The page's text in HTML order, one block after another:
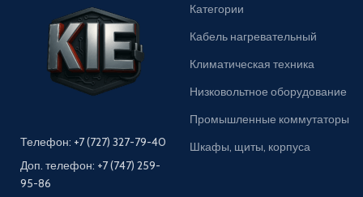
Телефон: +7 (727) 327-79-40
Доп. телефон: +7 (747) 259-
95-86
Категории
Кабель нагревательный
Климатическая техника
Низковольтное оборудование
Промышленные коммутаторы
Шкафы, щиты, корпуса